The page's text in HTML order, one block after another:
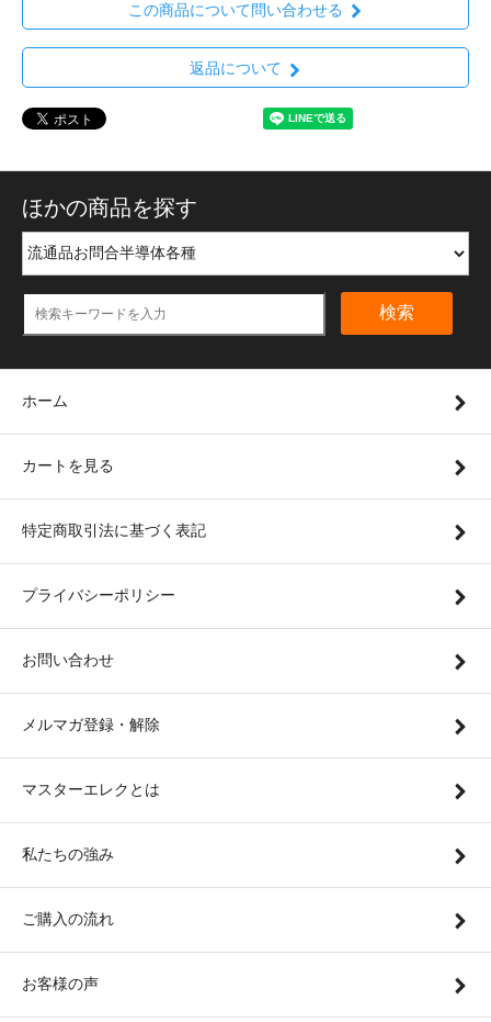
この商品について問い合わせる
返品について
ほかの商品を探す
検索
ホーム
カートを見る
特定商取引法に基づく表記
プライバシーポリシー
お問い合わせ
メルマガ登録・解除
マスターエレクとは
私たちの強み
ご購入の流れ
お客様の声